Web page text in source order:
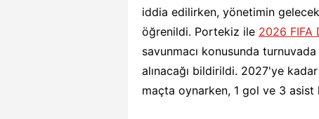
iddia edilirken, yönetimin
öğrenildi. Portekiz ile 2026 FIFA
savunmacı konusunda
alınacağı bildirildi. 2027'ye
maçta oynarken, 1 gol ve 3 asist